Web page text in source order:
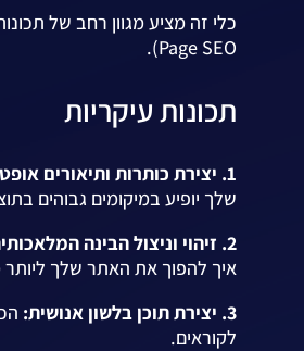
Page SEO).
תכונות עיקריות
1. יצירת כותרות ותיאורים אופטימליים למנועי חיפוש:
שלך יופיע במיקומים גבוהים
2. זיהוי וניצול הבינה המלאכותית:
איך להפוך את האתר שלך ליותר
3. יצירת תוכן בלשון אנושית:
לקוראים.